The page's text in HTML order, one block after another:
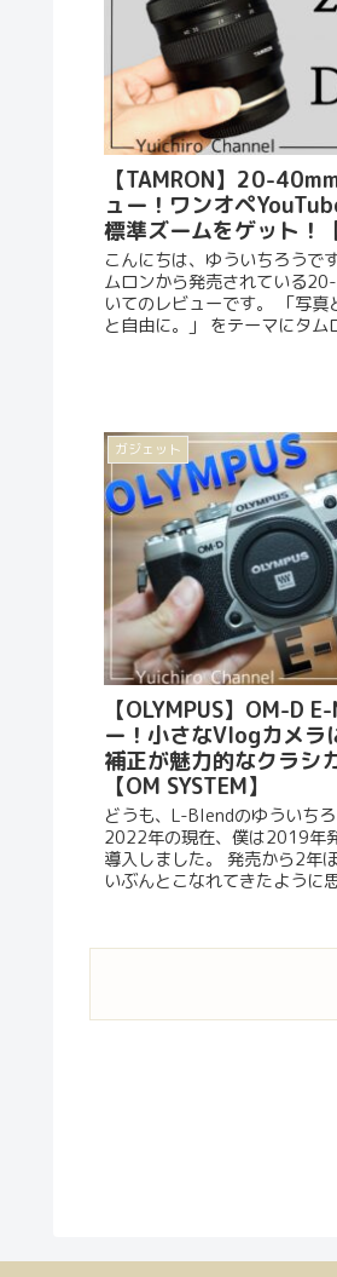
【TAMRON】20-
ュー！ワンオペ
標準ズームをゲット！
こんにちは、ゆういちろう
ムロンから発売されている
いてのレビューです。 「写
と自由に。」 をテーマにタム
ガジェット
【OLYMPUS】OM-D
ー！小さなVlogカメラ
補正が魅力的なクラシ
【OM SYSTEM】
どうも、L-Blendのゆういち
2022年の現在、僕は2019年
導入しました。 発売から2年
いぶんとこなれてきたように